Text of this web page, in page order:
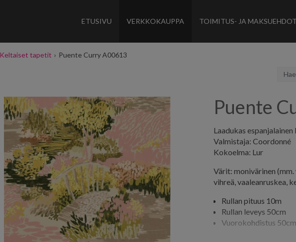
ETUSIVU VERKKOKAUPPA TOIMITUS- JA MAKSUEHDOT
Keltaiset tapetit › Puente Curry A00613
Puente
Laadukas
Valmistaja: Coordonné
Kokoelma: Lur
Värit: monivärinen (mm.
vihreä, vaaleanruskea,
Rullan pituus 10m
Rullan leveys 50cm
Vuorokohdistus 50cm